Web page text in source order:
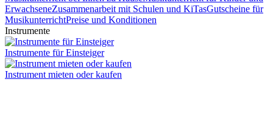
ErwachseneZusammenarbeit mit Schulen und KiTasGutscheine für
MusikunterrichtPreise und Konditionen
Instrumente
Instrumente für Einsteiger
Instrument mieten oder kaufen